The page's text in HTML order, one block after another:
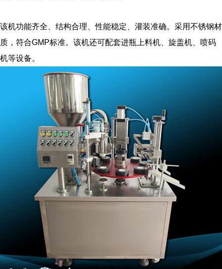
该机功能齐全、结构合理、性能稳定、灌装准确。采用不锈钢材
质，符合GMP标准。该机还可配套进瓶上料机、旋盖机、喷码
机等设备。